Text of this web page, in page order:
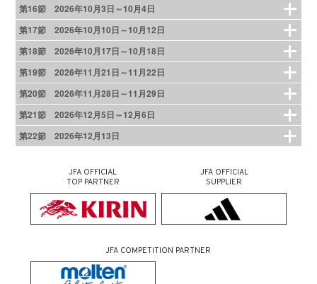
第16節 2026年10月3日～10月4日
第17節 2026年10月10日～10月12日
第18節 2026年10月17日～10月18日
第19節 2026年11月21日～11月22日
第20節 2026年11月28日～11月29日
第21節 2026年12月5日～12月6日
第22節 2026年12月13日
JFA OFFICIAL
TOP PARTNER
JFA OFFICIAL
SUPPLIER
JFA COMPETITION PARTNER